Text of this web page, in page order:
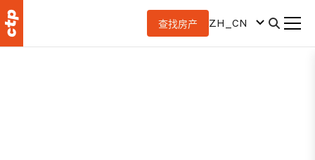
查找房产 ZH_CN